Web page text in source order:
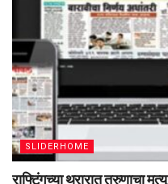
SLIDERHOME
राफ्टिंगच्या थरारात तरुणाचा मृत्यू